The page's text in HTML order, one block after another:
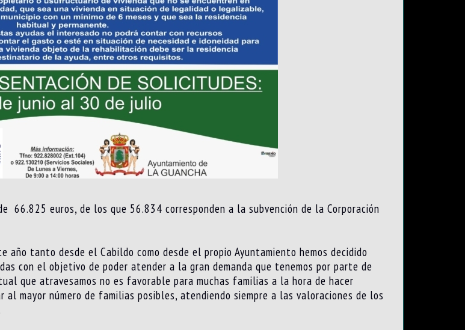
euros, de los que 56.834 corresponden a la subvención de la Corporación
año tanto desde el Cabildo como desde el propio Ayuntamiento hemos decidido
con el objetivo de poder atender a la gran demanda que tenemos por parte de
que atravesamos no es favorable para muchas familias a la hora de hacer
mayor número de familias posibles, atendiendo siempre a las valoraciones de los